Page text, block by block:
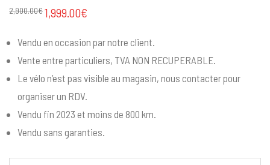
2,900.00€1,999.00€
Vendu en occasion par notre client.
Vente entre particuliers, TVA NON RECUPERABLE.
Le vélo n’est pas visible au magasin, nous contacter pour
organiser un RDV.
Vendu fin 2023 et moins de 800 km.
Vendu sans garanties.